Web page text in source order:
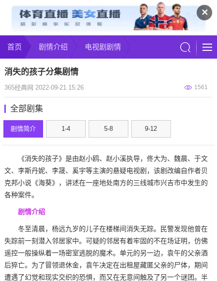
✕
首页 剧情介绍 电视剧剧情
消失的孩子分集剧情
1561
365经典网 2022-09-21 15:26
全部剧集
剧情简介 1-4 5-8 9-12
《消失的孩子》是由赵小鸥、赵小溪执导，佟大为、魏晨、于文
文、李斯丹妮、李晟、奚宇等主演的悬疑电视剧，该剧改编自作者贝
克邦小说《海葵》，讲述在一座地处南方的三线城市兴吉市中发生的
各种案件。
剧情介绍
冬至清晨，杨远九岁的儿子在楼梯间消失无踪。民警发现他曾在
失踪前一刻潜入邻居家中。可疑的邻居有着牢固的不在场证明，仿佛
遥控一般操纵着一场密室逃脱的魔术。单元的另一边，袁午的父亲酒
后猝亡。为了冒领退休金，袁午决定在出租屋藏匿父亲的尸体，期间
遭遇了幻觉和现实交织的恐惧，而又在无意间触及了另一个谜团。半